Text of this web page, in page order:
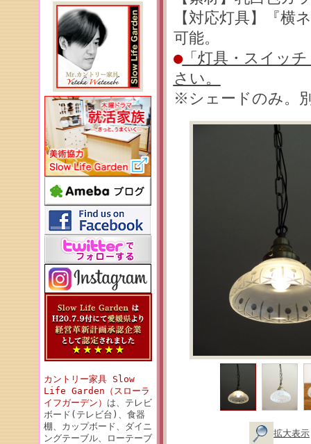
カントリー家具 Slow
Life Garden（スローラ
イフガーデン） は、テレビ
ボード(テレビ台)、食器
棚、カップボード、ダイニ
ングテーブル、ローテーブ
【対応灯具】『横
可能。
●「灯具・スイッ
さい。
※シェードのみ。
拡大表示